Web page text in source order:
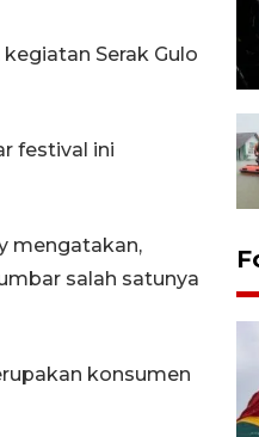
Serak Gulo
festival ini
mengatakan,
salah satunya
konsumen